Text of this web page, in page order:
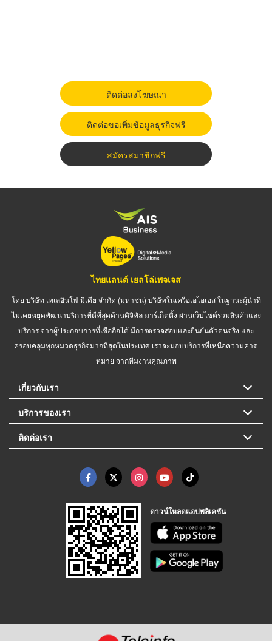
ติดต่อลงโฆษณา
ติดต่อขอเพิ่มข้อมูลธุรกิจฟรี
สมัครสมาชิกฟรี
ไทยแลนด์ เยลโล่เพจเจส
โดย บริษัท เทเลอินโฟ มีเดีย จำกัด (มหาชน) บริษัทในเครือเอไอเอส ในฐานะผู้นำที่
ไม่เคยหยุดพัฒนาบริการที่ดีที่สุดด้านดิจิทัล มาร์เก็ตติ้ง ผ่านเว็บไซต์รวมสินค้าและ
บริการ จากผู้ประกอบการที่เชื่อถือได้ มีการตรวจสอบและยืนยันตัวตนจริง และ
ครอบคลุมทุกหมวดธุรกิจมากที่สุดในประเทศ เราจะมอบบริการที่เหนือความคาด
หมาย จากทีมงานคุณภาพ
เกี่ยวกับเรา
บริการของเรา
ติดต่อเรา
ดาวน์โหลดแอปพลิเคชัน